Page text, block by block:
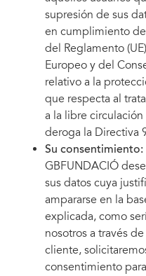
supresión de sus
en cumplimiento
del Reglamento
Europeo y del
relativo a la
que respecta al
a la libre
deroga la Directiva
Su consentimiento:
GBFUNDACIÓ
sus datos cuya
ampararse en la
explicada, como
nosotros a través
cliente,
consentimiento